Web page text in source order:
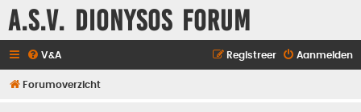
A.S.V. Dionysos Forum
V&A Aanmelden
Registreer
Forumoverzicht